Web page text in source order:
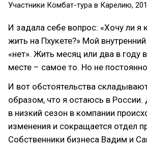
Участники Комбат-тура в Карелию,
И задала себе вопрос: «Хочу ли я
жить на Пхукете?» Мой
«нет». Жить месяц или два в году
месте – самое то. Но не
И вот обстоятельства
образом, что я остаюсь в России.
в низкий сезон в компании
изменения и сокращается отдел
Собственники бизнеса Вадим и